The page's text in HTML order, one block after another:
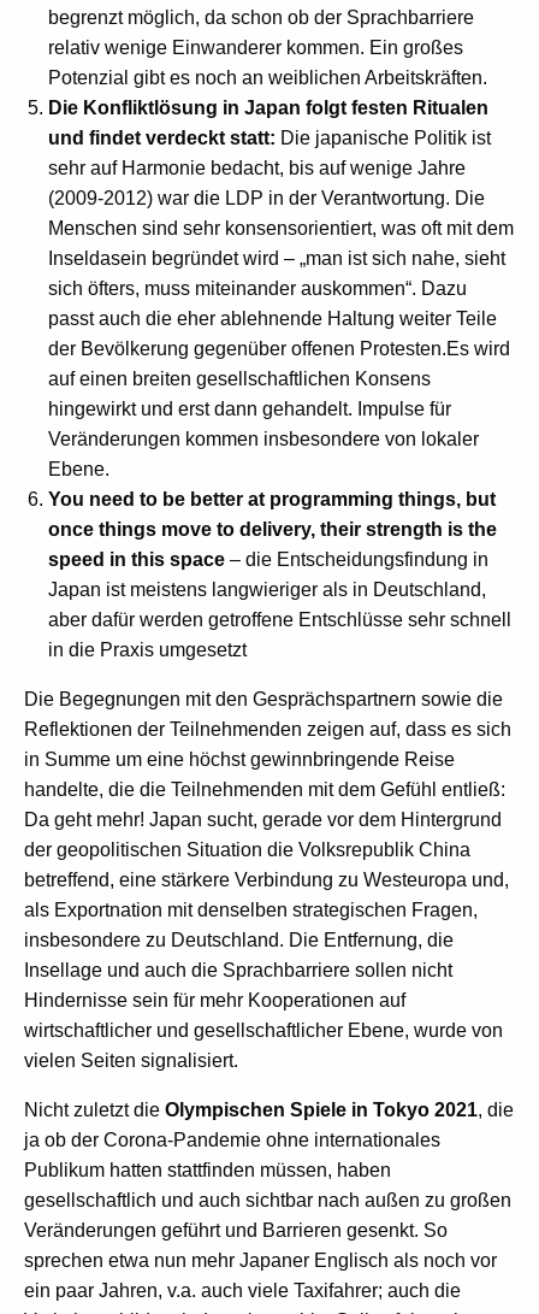
begrenzt möglich, da schon ob der Sprachbarriere
relativ wenige Einwanderer kommen. Ein großes
Potenzial gibt es noch an weiblichen Arbeitskräften.
Die Konfliktlösung in Japan folgt festen Ritualen
und findet verdeckt statt: Die japanische Politik ist
sehr auf Harmonie bedacht, bis auf wenige Jahre
(2009-2012) war die LDP in der Verantwortung. Die
Menschen sind sehr konsensorientiert, was oft mit dem
Inseldasein begründet wird – „man ist sich nahe, sieht
sich öfters, muss miteinander auskommen“. Dazu
passt auch die eher ablehnende Haltung weiter Teile
der Bevölkerung gegenüber offenen Protesten.Es wird
auf einen breiten gesellschaftlichen Konsens
hingewirkt und erst dann gehandelt. Impulse für
Veränderungen kommen insbesondere von lokaler
Ebene.
You need to be better at programming things, but
once things move to delivery, their strength is the
speed in this space – die Entscheidungsfindung in
Japan ist meistens langwieriger als in Deutschland,
aber dafür werden getroffene Entschlüsse sehr schnell
in die Praxis umgesetzt
Die Begegnungen mit den Gesprächspartnern sowie die
Reflektionen der Teilnehmenden zeigen auf, dass es sich
in Summe um eine höchst gewinnbringende Reise
handelte, die die Teilnehmenden mit dem Gefühl entließ:
Da geht mehr! Japan sucht, gerade vor dem Hintergrund
der geopolitischen Situation die Volksrepublik China
betreffend, eine stärkere Verbindung zu Westeuropa und,
als Exportnation mit denselben strategischen Fragen,
insbesondere zu Deutschland. Die Entfernung, die
Insellage und auch die Sprachbarriere sollen nicht
Hindernisse sein für mehr Kooperationen auf
wirtschaftlicher und gesellschaftlicher Ebene, wurde von
vielen Seiten signalisiert.
Nicht zuletzt die Olympischen Spiele in Tokyo 2021, die
ja ob der Corona-Pandemie ohne inter­nationales
Publikum hatten stattfinden müssen, haben
gesellschaftlich und auch sichtbar nach außen zu großen
Veränderungen geführt und Barrieren gesenkt. So
sprechen etwa nun mehr Japaner Englisch als noch vor
ein paar Jahren, v.a. auch viele Taxifahrer; auch die